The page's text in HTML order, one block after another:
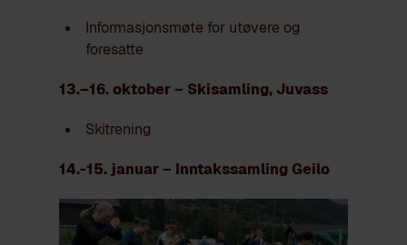
Informasjonsmøte for utøvere og
foresatte
13.–16. oktober – Skisamling, Juvass
Skitrening
14.-15. januar – Inntakssamling Geilo